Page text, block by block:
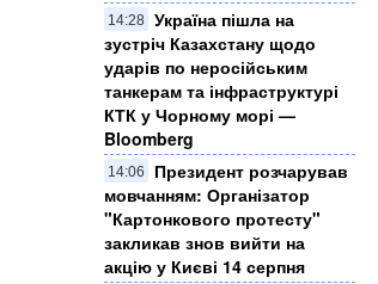
14:28 Україна пішла на
зустріч Казахстану щодо
ударів по неросійським
танкерам та інфраструктурі
КТК у Чорному морі —
Bloomberg
14:06
Президент розчарував
мовчанням: Організатор
"Картонкового протесту"
закликав знов вийти на
акцію у Києві 14 серпня